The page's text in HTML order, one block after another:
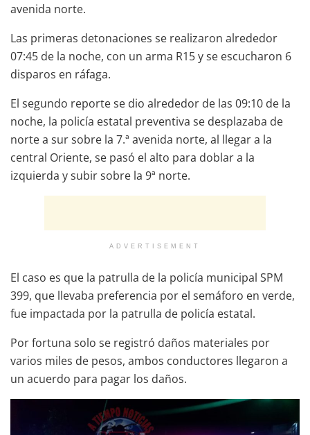
avenida norte.
Las primeras detonaciones se realizaron alrededor
07:45 de la noche, con un arma R15 y se escucharon 6
disparos en ráfaga.
El segundo reporte se dio alrededor de las 09:10 de la
noche, la policía estatal preventiva se desplazaba de
norte a sur sobre la 7.ª avenida norte, al llegar a la
central Oriente, se pasó el alto para doblar a la
izquierda y subir sobre la 9ª norte.
ADVERTISEMENT
El caso es que la patrulla de la policía municipal SPM
399, que llevaba preferencia por el semáforo en verde,
fue impactada por la patrulla de policía estatal.
Por fortuna solo se registró daños materiales por
varios miles de pesos, ambos conductores llegaron a
un acuerdo para pagar los daños.